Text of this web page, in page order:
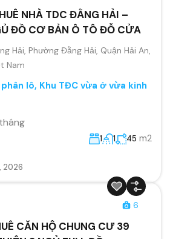
NHÀ TDC ĐẰNG HẢI –
ĐỒ CƠ BẢN Ô TÔ ĐỖ CỬA
Hải, Phường Đằng Hải, Quận Hải An,
Nam
lô, Khu TĐC vừa ở vừa kinh
1 1 45 m2
2026
6
CĂN HỘ CHUNG CƯ 39